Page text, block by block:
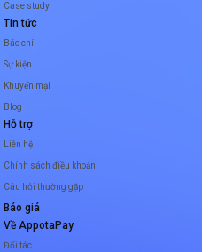
Case study
Tin tức
Báo chí
Sự kiện
Khuyến mại
Blog
Hỗ trợ
Liên hệ
Chính sách điều khoản
Câu hỏi thường gặp
Báo giá
Về AppotaPay
Đối tác